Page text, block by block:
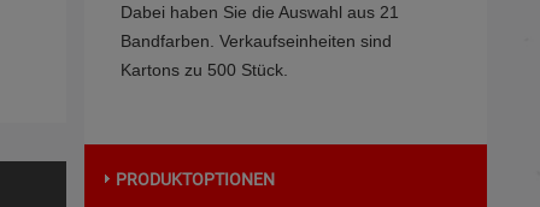
Dabei haben Sie die Auswahl aus 21
Bandfarben. Verkaufseinheiten sind
Kartons zu 500 Stück.
PRODUKTOPTIONEN